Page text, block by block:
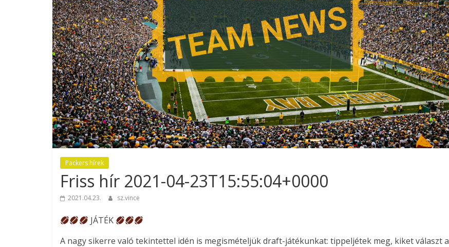
Packers hírek
Friss hír 2021-04-23T15:55:04+0000
2021.04.23. sz.vince
JÁTÉK
A nagy sikerre való tekintettel idén is megismételjük draft-játékunkat: tippeljétek meg, kiket választ a